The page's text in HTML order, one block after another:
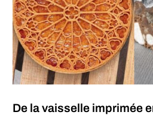
De la vaisselle imprimée